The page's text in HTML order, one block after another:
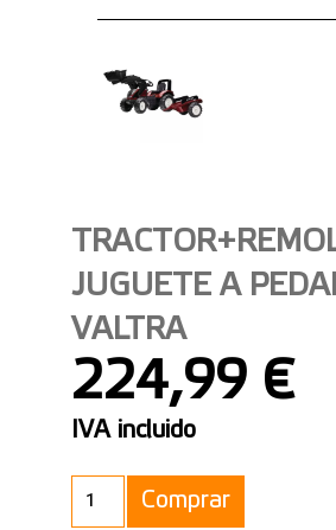
JUGUETE A
VALTRA
224,99 €
IVA incluido
Comprar